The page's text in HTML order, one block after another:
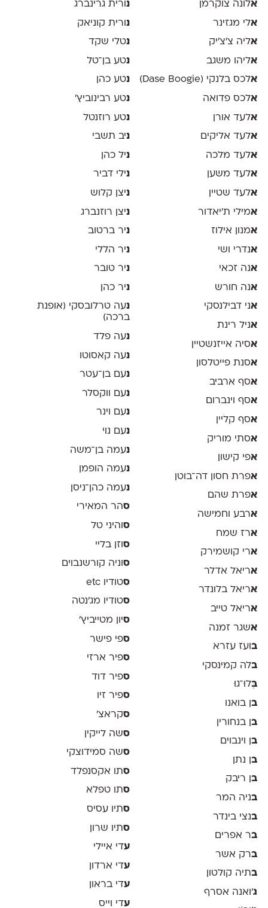
אלונה צוקרמן
אלי מגזינר
אליה צ׳צ׳יק
אליהו משגב
אלכס בלנקי (Dase Boogie)
אלכס פדואה
אלעד אורן
אלעד אליקים
אלעד מלכה
אלעד משען
אלעד שטיין
אמילי ת׳יאדור
אמנון אילוז
אנדרי ושי
אנה זכאי
אנה חורש
אני דבילנסקי
אניל רינת
אסיה אייזנשטיין
אסנת פייטלסון
אסף ארביב
אסף וינברום
אסף קליין
אסתי מוריק
אפי קישון
אפרת חסון דה־בוטן
אפרת שהם
ארבע וחמישה
ארז שמח
ארי קושמירק
אריאל אדלר
אריאל בלונדר
אריאל טייב
אשגר זמנה
בועז עזרא
בלה קמינסקי
בְּלוּ־גוּ
בן בואנו
בן בנחורין
בן וינבוים
בן נתן
בן ריבק
בניה המר
בנצי בינדר
בר אפרים
ברק אשר
בתיה קולטון
ג'ואנה אסרף
נ ורית גרינברג
נורית קוניאק
נטלי שקד
נטע בן־טל
נטע כהן
נטע רבינוביץ׳
נטע רוזנטל
ניב תשבי
ניל כהן
נילי דביר
ניצן קלוש
ניצן רוזנברג
ניר ברטוב
ניר הללי
ניר טובר
ניר כהן
נעה טרלובסקי (אופנת
ברכה)
נעה פלד
נעה קאסוטו
נעם בן־עטר
נעם ווקסלר
נעם וינר
נעם נוי
נעמה בן־משה
נעמה הופמן
נעמה כהן־ניסן
סהר המאירי
ס והיני טל
ס וזן בליי
סוניה קורשנבוים
סטודיו etc
סטודיו מג'נטה
סיון מטייביץ׳
ספי פישר
ספיר ארזי
ספיר דוד
ספיר זיו
סקראצ׳
סשה לייקין
סשה סמידוצקי
סתו אקסנפלד
סתו טפלא
סתיו עסיס
סתיו שרון
עדי איילי
עדי ארדון
עדי בראון
עדי וייס